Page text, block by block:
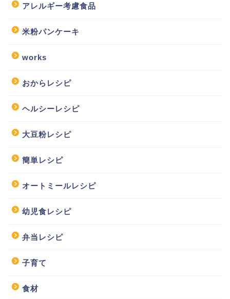
アレルギー考慮食品
米粉パンケーキ
works
おからレシピ
ヘルシーレシピ
大豆粉レシピ
簡単レシピ
オートミールレシピ
幼児食レシピ
弁当レシピ
子育て
食材